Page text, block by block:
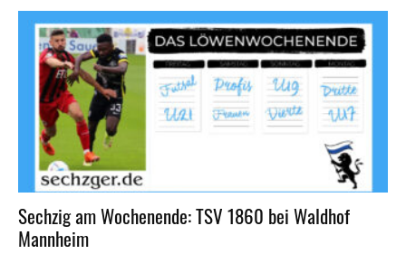
Sechzig am Wochenende: TSV 1860 bei Waldhof
Mannheim